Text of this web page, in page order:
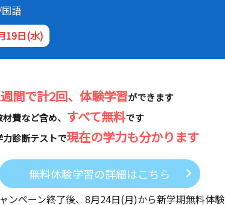
語
19日(水)
間で計2回、体験学習ができます
材費など含め、 すべて無料です
力診断テストで現在の学力も分かります
無料体験学習の詳細はこちら
ンペーン終了後、 8月24日(月)から新学期無料体験